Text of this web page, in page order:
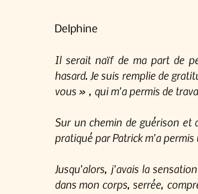
Delphine
Il serait naïf de ma part de
hasard. Je suis remplie de
vous » , qui m'a permis de
Sur un chemin de guérison et
pratiqué par Patrick m'a
Jusqu'alors, j'avais la
dans mon corps, serrée,